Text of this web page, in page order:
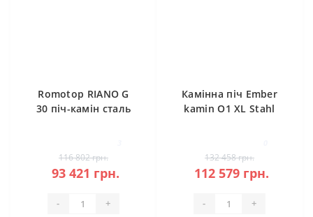
Romotop RIANO G
30 піч-камін сталь
116 802 грн.
93 421 грн.
- +
Камінна піч Ember
kamin O1 XL Stahl
132 458 грн.
112 579 грн.
- +